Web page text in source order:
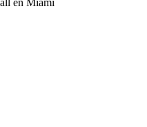
en Miami